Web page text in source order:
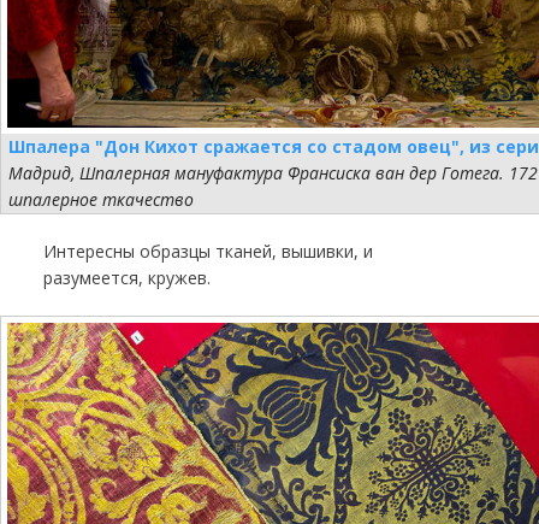
Шпалера "Дон Кихот сражается со стадом овец", из
Мадрид, Шпалерная мануфактура Франсиска ван дер Готега.
шпалерное ткачество
Интересны образцы тканей, вышивки, и
разумеется, кружев.